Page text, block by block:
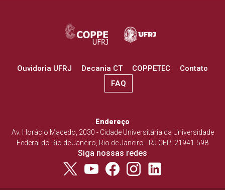
Ouvidoria UFRJ Decania CT COPPETEC
Contato
FAQ
Endereço
Av. Horácio Macedo, 2030 - Cidade Universitária da Universidade
Federal do Rio de Janeiro, Rio de Janeiro - RJ CEP: 21941-598
Siga nossas redes